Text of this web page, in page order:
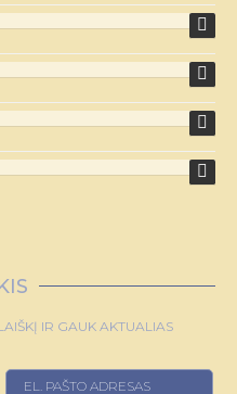
IR GAUK AKTUALIAS